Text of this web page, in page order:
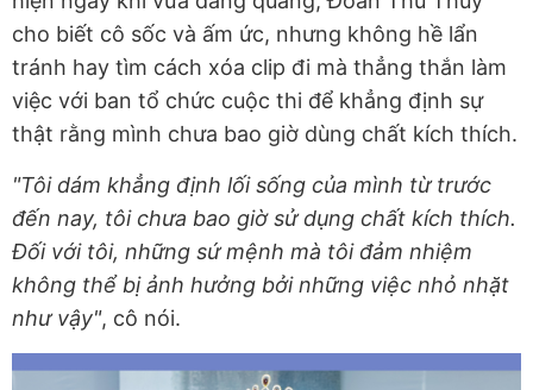
cho biết cô sốc và ấm ức, nhưng không hề lẩn
tránh hay tìm cách xóa clip đi mà thẳng thắn làm
việc với ban tổ chức cuộc thi để khẳng định sự
thật rằng mình chưa bao giờ dùng chất kích thích.
"Tôi dám khẳng định lối sống của mình từ trước
đến nay, tôi chưa bao giờ sử dụng chất kích thích.
Đối với tôi, những sứ mệnh mà tôi đảm nhiệm
không thể bị ảnh hưởng bởi những việc nhỏ nhặt
như vậy", cô nói.